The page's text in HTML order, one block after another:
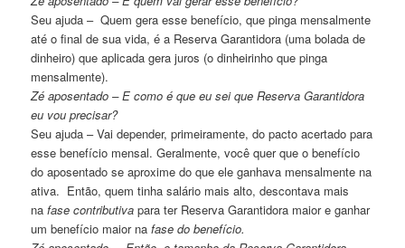
Seu ajuda – Quem gera esse benefício, que pinga mensalmente
até o final de sua vida, é a Reserva Garantidora (uma bolada de
dinheiro) que aplicada gera juros (o dinheirinho que pinga
mensalmente).
Zé aposentado – E como é que eu sei que Reserva Garantidora
eu vou precisar?
Seu ajuda – Vai depender, primeiramente, do pacto acertado para
esse benefício mensal. Geralmente, você quer que o benefício
do aposentado se aproxime do que ele ganhava mensalmente na
ativa. Então, quem tinha salário mais alto, descontava mais
nafase contributiva para ter Reserva Garantidora maior e ganhar
um benefício maior nafase do benefício.